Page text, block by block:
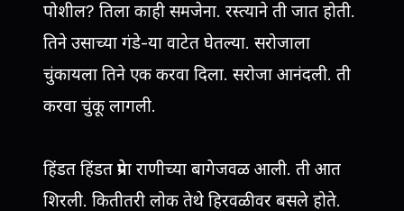
पोशील? तिला काही समजेना. रस्त्याने ती जात होती.
तिने उसाच्या गंडे-या वाटेत घेतल्या. सरोजाला
चुंकायला तिने एक करवा दिला. सरोजा आनंदली. ती
करवा चुंकू लागली.
हिंडत हिंडत प्रेमा राणीच्या बागेजवळ आली. ती आत
शिरली. कितीतरी लोक तेथे हिरवळीवर बसले होते.